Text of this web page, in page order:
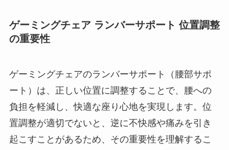
ゲーミングチェア ランバーサポート 位置調整
の重要性
ゲーミングチェアのランバーサポート（腰部サポ
ート）は、正しい位置に調整することで、腰への
負担を軽減し、快適な座り心地を実現します。位
置調整が適切でないと、逆に不快感や痛みを引き
起こすことがあるため、その重要性を理解するこ